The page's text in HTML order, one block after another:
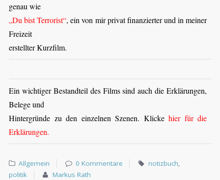
genau wie
„Du bist Terrorist“, ein von mir privat finanzierter und in meiner
Freizeit
erstellter Kurzfilm.
Ein wichtiger Bestandteil des Films sind auch die Erklärungen,
Belege und
Hintergründe zu den einzelnen Szenen. Klicke hier für die
Erklärungen.
Allgemein 0 Kommentare notizbuch,
politik
Markus Rath